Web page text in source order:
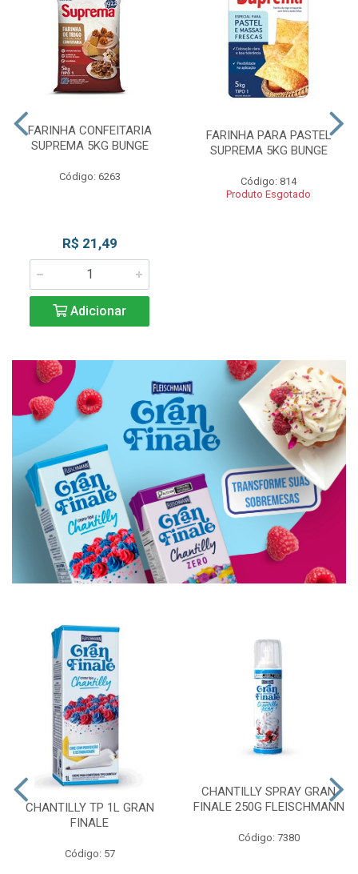
FARINHA CONFEITARIA
SUPREMA 5KG BUNGE
Código: 6263
R$ 21,49
Adicionar
FARINHA PARA PASTEL
SUPREMA 5KG BUNGE
Código: 814
Produto Esgotado
CHANTILLY TP 1L GRAN
FINALE
Código: 57
CHANTILLY SPRAY GRAN
FINALE 250G FLEISCHMANN
Código: 7380